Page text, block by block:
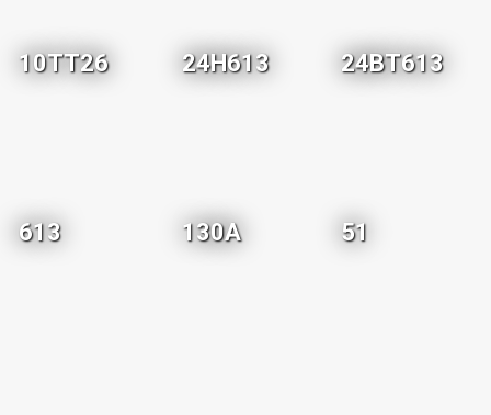
10TT26 24H613 24BT613
613 130A 51